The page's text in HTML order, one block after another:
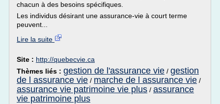
chacun à des besoins spécifiques.
Les individus désirant une assurance-vie à court terme
peuvent...
Lire la suite
Site : http://quebecvie.ca
Thèmes liés : gestion de l'assurance vie / gestion
de l assurance vie / marche de l assurance vie /
assurance vie patrimoine vie plus / assurance
vie patrimoine plus